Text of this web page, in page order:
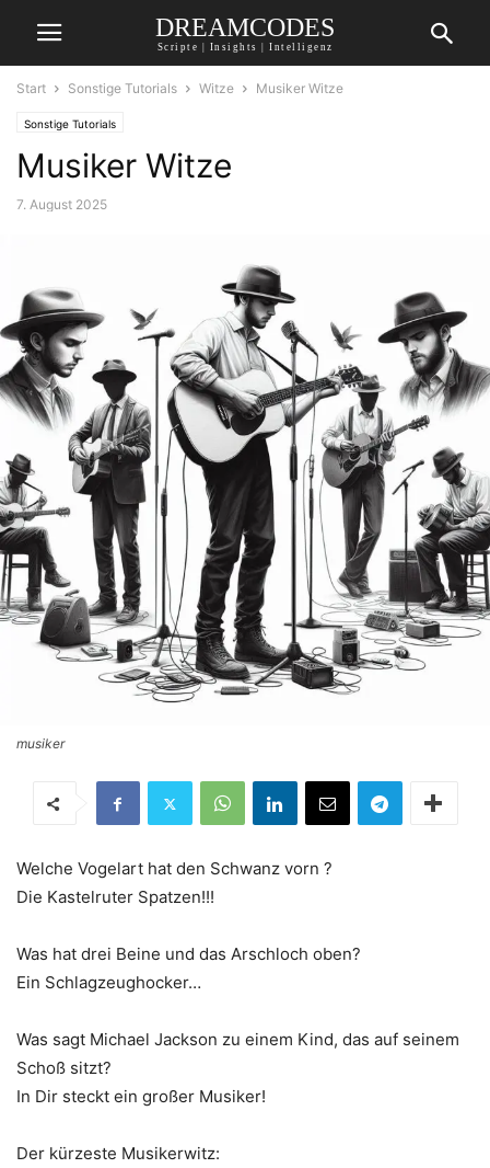
DREAMCODES
Scripte | Insights | Intelligenz
Start Sonstige Tutorials Witze Musiker Witze
Sonstige Tutorials
Musiker Witze
7. August 2025
musiker
Welche Vogelart hat den Schwanz vorn ?
Die Kastelruter Spatzen!!!
Was hat drei Beine und das Arschloch oben?
Ein Schlagzeughocker…
Was sagt Michael Jackson zu einem Kind, das auf seinem
Schoß sitzt?
In Dir steckt ein großer Musiker!
Der kürzeste Musikerwitz: